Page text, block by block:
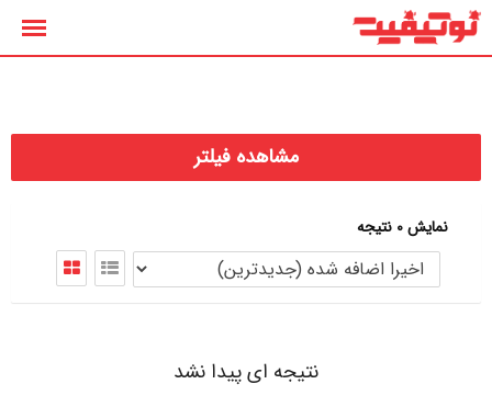
پرش
مشاهده فیلتر
نمایش 0 نتیجه
نتیجه ای پیدا نشد